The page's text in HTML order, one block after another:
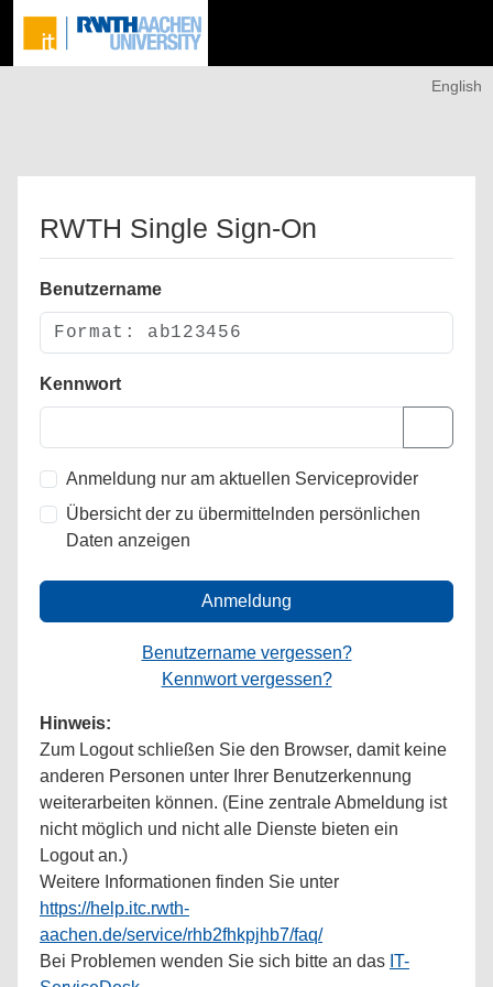
English
RWTH Single Sign-On
Benutzername
Kennwort
Anmeldung nur am aktuellen Serviceprovider
Übersicht der zu übermittelnden persönlichen
Daten anzeigen
Anmeldung
Benutzername vergessen?
Kennwort vergessen?
Hinweis:
Zum Logout schließen Sie den Browser, damit keine
anderen Personen unter Ihrer Benutzerkennung
weiterarbeiten können. (Eine zentrale Abmeldung ist
nicht möglich und nicht alle Dienste bieten ein
Logout an.)
Weitere Informationen finden Sie unter
https://help.itc.rwth-
aachen.de/service/rhb2fhkpjhb7/faq/
Bei Problemen wenden Sie sich bitte an das IT-